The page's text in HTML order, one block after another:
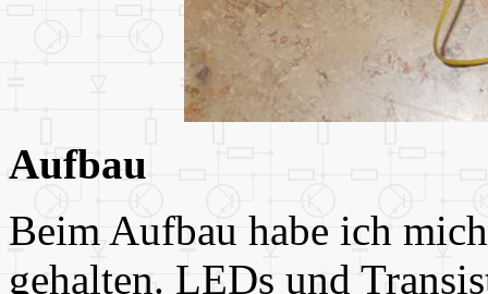
Aufbau
Beim Aufbau habe ich
gehalten. LEDs und